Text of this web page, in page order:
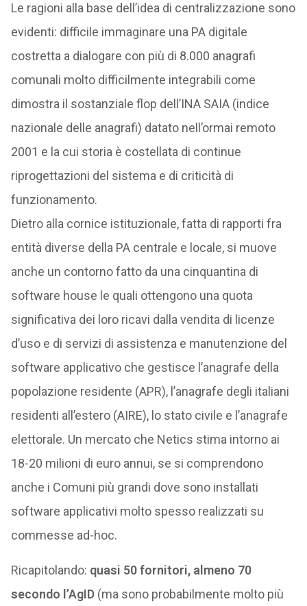
Le ragioni alla base dell’idea di centralizzazione sono
evidenti: difficile immaginare una PA digitale
costretta a dialogare con più di 8.000 anagrafi
comunali molto difficilmente integrabili come
dimostra il sostanziale flop dell’INA SAIA (indice
nazionale delle anagrafi) datato nell’ormai remoto
2001 e la cui storia è costellata di continue
riprogettazioni del sistema e di criticità di
funzionamento.
Dietro alla cornice istituzionale, fatta di rapporti fra
entità diverse della PA centrale e locale, si muove
anche un contorno fatto da una cinquantina di
software house le quali ottengono una quota
significativa dei loro ricavi dalla vendita di licenze
d’uso e di servizi di assistenza e manutenzione del
software applicativo che gestisce l’anagrafe della
popolazione residente (APR), l’anagrafe degli italiani
residenti all’estero (AIRE), lo stato civile e l’anagrafe
elettorale. Un mercato che Netics stima intorno ai
18-20 milioni di euro annui, se si comprendono
anche i Comuni più grandi dove sono installati
software applicativi molto spesso realizzati su
commesse ad-hoc.
Ricapitolando: quasi 50 fornitori, almeno 70
secondo l’AgID (ma sono probabilmente molto più